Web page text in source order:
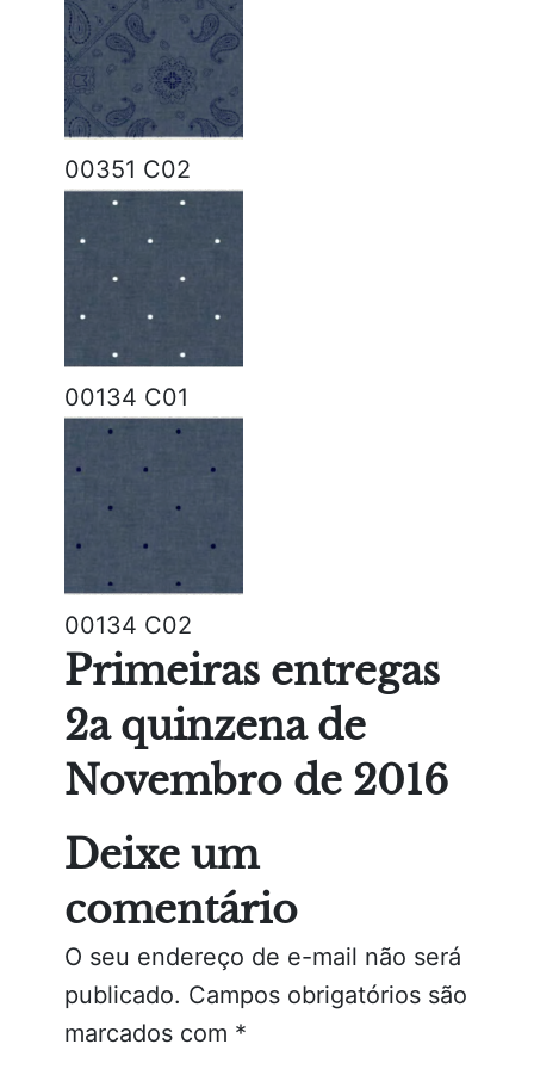
00351 C02
00134 C01
00134 C02
Primeiras entregas
2a quinzena de
Novembro de 2016
Deixe um
comentário
O seu endereço de e-mail não será
publicado. Campos obrigatórios são
marcados com *